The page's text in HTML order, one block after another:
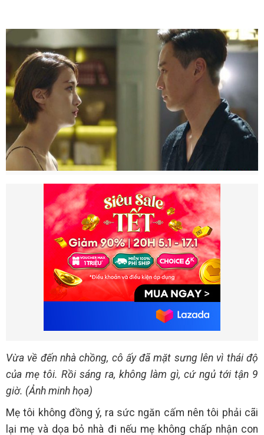
Vừa về đến nhà chồng, cô ấy đã mặt sưng lên vì thái độ
của mẹ tôi. Rồi sáng ra, không làm gì, cứ ngủ tới tận 9
giờ. (Ảnh minh họa)
Mẹ tôi không đồng ý, ra sức ngăn cấm nên tôi phải cãi
lại mẹ và dọa bỏ nhà đi nếu mẹ không chấp nhận con